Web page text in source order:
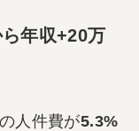
年収+20万
人件費が5.3%